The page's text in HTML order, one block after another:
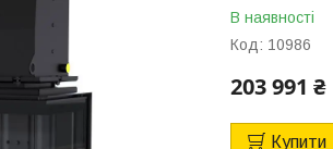
В наявності
Код: 10986
203 991 ₴
Купити